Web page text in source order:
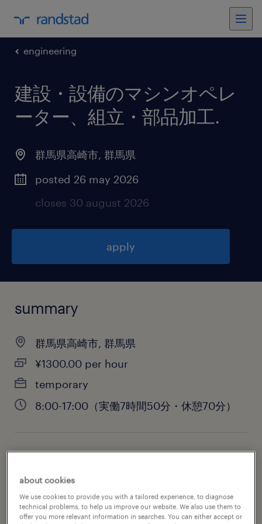
engineering
建設・設備のマシンオペレ
ーター、組立・部品加工.
群馬県高崎市, 群馬県
posted 26 may 2026
closes 30 august 2026
apply
summary
群馬県高崎市, 群馬県
¥1300.00 per hour
temporary
8:00-17:00（実働7時間50分・休憩70分）
engineering
about cookies
We use cookies to provide you with a tailored experience, to diagnose
technical problems, to help us improve our website. We also use them to
offer you more relevant information in searches. You can either accept or